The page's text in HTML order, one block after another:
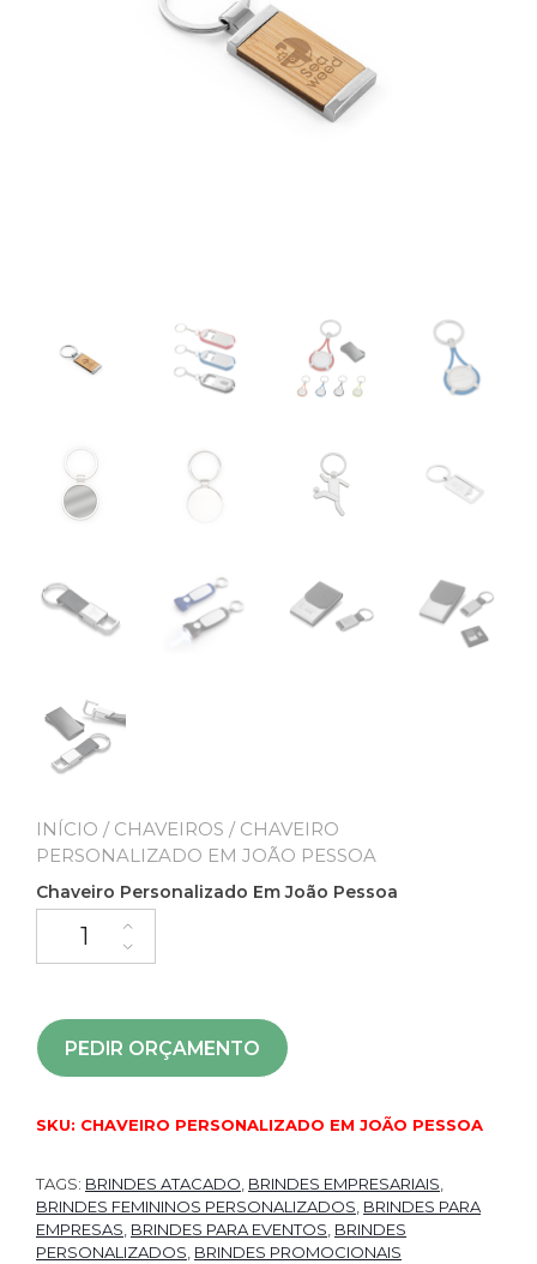
INÍCIO / CHAVEIROS / CHAVEIRO
PERSONALIZADO EM JOÃO PESSOA
Chaveiro Personalizado Em João Pessoa
PEDIR ORÇAMENTO
SKU: CHAVEIRO PERSONALIZADO EM JOÃO PESSOA
TAGS: BRINDES ATACADO BRINDES EMPRESARIAIS
BRINDES FEMININOS PERSONALIZADOS BRINDES PARA
EMPRESAS BRINDES PARA EVENTOS BRINDES
PERSONALIZADOS BRINDES PROMOCIONAIS